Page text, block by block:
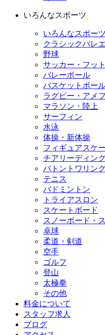
いろんなスポーツ
いろんなスポーツ
クラシックバレエ
野球
サッカー・フッ
バレーボール
バスケットボー
ラグビー・アメ
マラソン・陸上
サーフィン
水泳
体操・新体操
フィギュアスケ
チアリーディン
バトントワリン
テニス
バドミントン
トライアスロン
スケートボード
スノーボード・
卓球
柔道・剣道
空手
ゴルフ
登山
太極拳
その他
料金について
スタッフ求人
ブログ